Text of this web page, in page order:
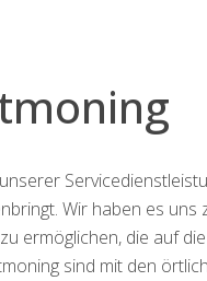
Wir haben es
ermöglichen, die auf
sind mit den